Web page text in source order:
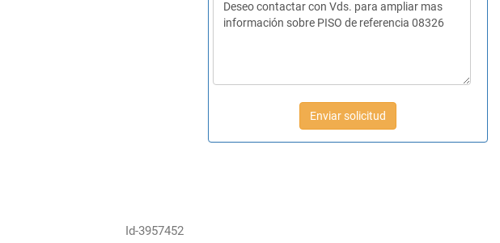
Id-3957452
Enviar solicitud